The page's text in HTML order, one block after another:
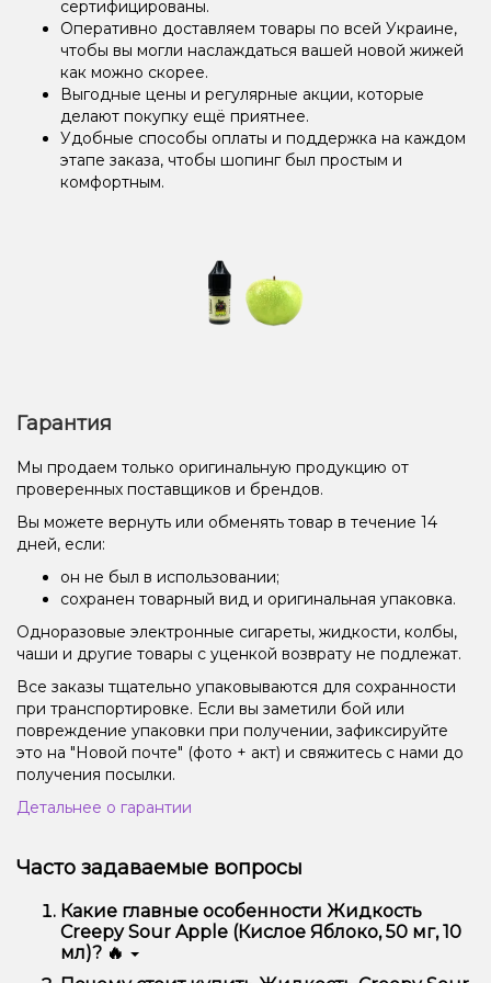
сертифицированы.
Оперативно доставляем товары по всей Украине,
чтобы вы могли наслаждаться вашей новой жижей
как можно скорее.
Выгодные цены и регулярные акции, которые
делают покупку ещё приятнее.
Удобные способы оплаты и поддержка на каждом
этапе заказа, чтобы шопинг был простым и
комфортным.
Гарантия
Мы продаем только оригинальную продукцию от
проверенных поставщиков и брендов.
Вы можете вернуть или обменять товар в течение 14
дней, если:
он не был в использовании;
сохранен товарный вид и оригинальная упаковка.
Одноразовые электронные сигареты, жидкости, колбы,
чаши и другие товары с уценкой возврату не подлежат.
Все заказы тщательно упаковываются для сохранности
при транспортировке. Если вы заметили бой или
повреждение упаковки при получении, зафиксируйте
это на "Новой почте" (фото + акт) и свяжитесь с нами до
получения посылки.
Детальнее о гарантии
Часто задаваемые вопросы
Какие главные особенности Жидкость
Creepy Sour Apple (Кислое Яблоко, 50 мг, 10
мл)? 🔥